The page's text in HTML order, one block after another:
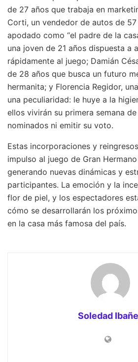
de 27 años que trabaja en
Corti, un vendedor de autos de
apodado como “el padre de la
una joven de 21 años dispuesta a
rápidamente al juego; Damián
de 28 años que busca un futuro
hermanita; y Florencia Regidor,
una peculiaridad: le huye a la
ellos vivirán su primera semana
nominados ni emitir su voto.
Estas incorporaciones y
impulso al juego de Gran
generando nuevas dinámicas y
participantes. La emoción y la
flor de piel, y los espectadores
cómo se desarrollarán los
en la casa más famosa del país.
Soledad